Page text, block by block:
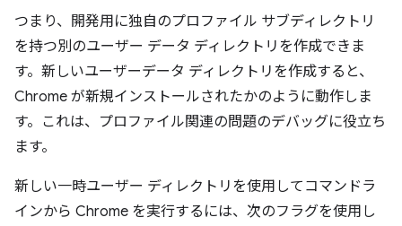
つまり、開発用に独自のプロファイル サブディレクトリ
を持つ別のユーザー データ ディレクトリを作成できま
す。新しいユーザーデータ ディレクトリを作成すると、
Chrome が新規インストールされたかのように動作しま
す。これは、プロファイル関連の問題のデバッグに役立ち
ます。
新しい一時ユーザー ディレクトリを使用してコマンドラ
インから Chrome を実行するには、次のフラグを使用し